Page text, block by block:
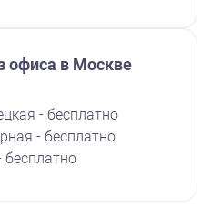
офиса в Москве
- бесплатно
- бесплатно